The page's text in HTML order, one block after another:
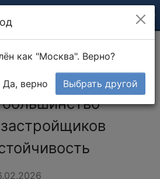
застройщиков сохраняют
как "Москва". Верно?
Да, верно Выбрать другой